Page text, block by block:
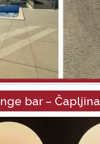
bar – Čapljina